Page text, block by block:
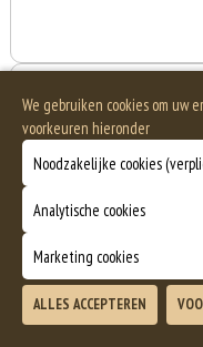
Gevulde pizza met
uien
PIZZA MIX
Tomatensaus, kaas, paprika, ui,
spaanse peper
Bezorgen Afhalen
We gebruiken cookies om uw
voorkeuren hieronder
Noodzakelijke cookies
Analytische cookies
Marketing cookies
ALLES ACCEPTEREN